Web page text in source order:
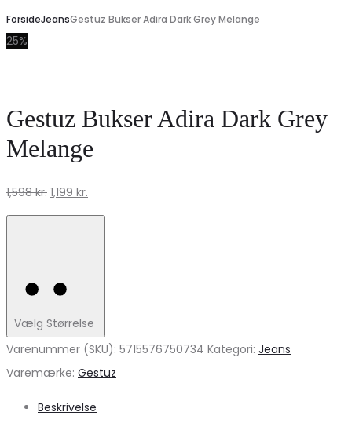
ForsideJeansGestuz Bukser Adira Dark Grey Melange
25%
Gestuz Bukser Adira Dark Grey
Melange
1,598kr. Den
oprindelige
1,598 kr..
1,199 kr.
aktuelle
Vælg Størrelse
Varenummer (SKU): 5715576750734 Kategori: Jeans
Varemærke: Gestuz
Beskrivelse